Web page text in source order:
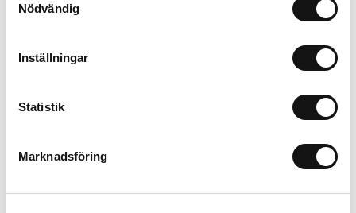
Nödvändig
Inställningar
Statistik
Marknadsföring
Magsafe Compatible
+